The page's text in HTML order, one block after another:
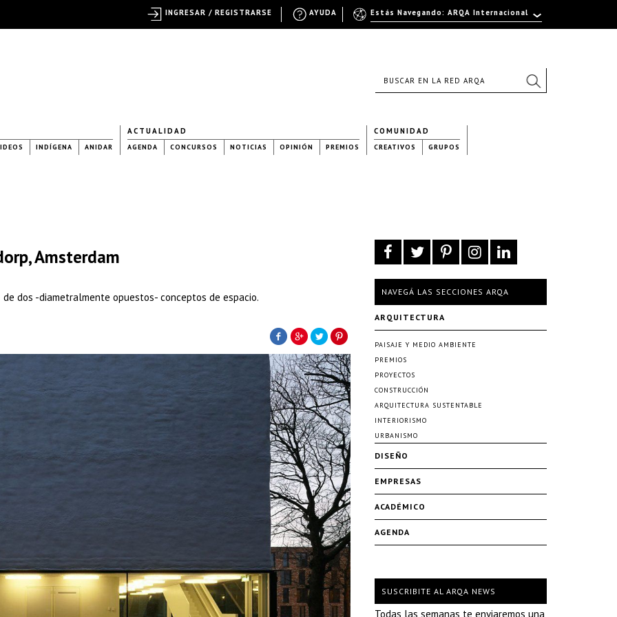
INDÍGENA ANIDAR
ACTUALIDAD
AGENDA CONCURSOS NOTICIAS OPINIÓN PREMIOS
COMUNIDAD
CREATIVOS GRUPOS
Amsterdam
dos -diametralmente opuestos- conceptos de espacio. NAVEGÁ LAS SECCIONES ARQA
ARQUITECTURA
PAISAJE Y MEDIO AMBIENTE
PREMIOS
PROYECTOS
CONSTRUCCIÓN
ARQUITECTURA SUSTENTABLE
INTERIORISMO
URBANISMO
DISEÑO
EMPRESAS
ACADÉMICO
AGENDA
SUSCRIBITE AL ARQA NEWS
Todas las semanas te enviaremos una
Estás Navegando: ARQA Internacional
AYUDA
INGRESAR / REGISTRARSE